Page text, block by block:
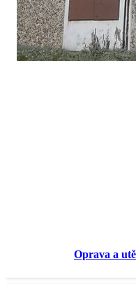
Oprava a